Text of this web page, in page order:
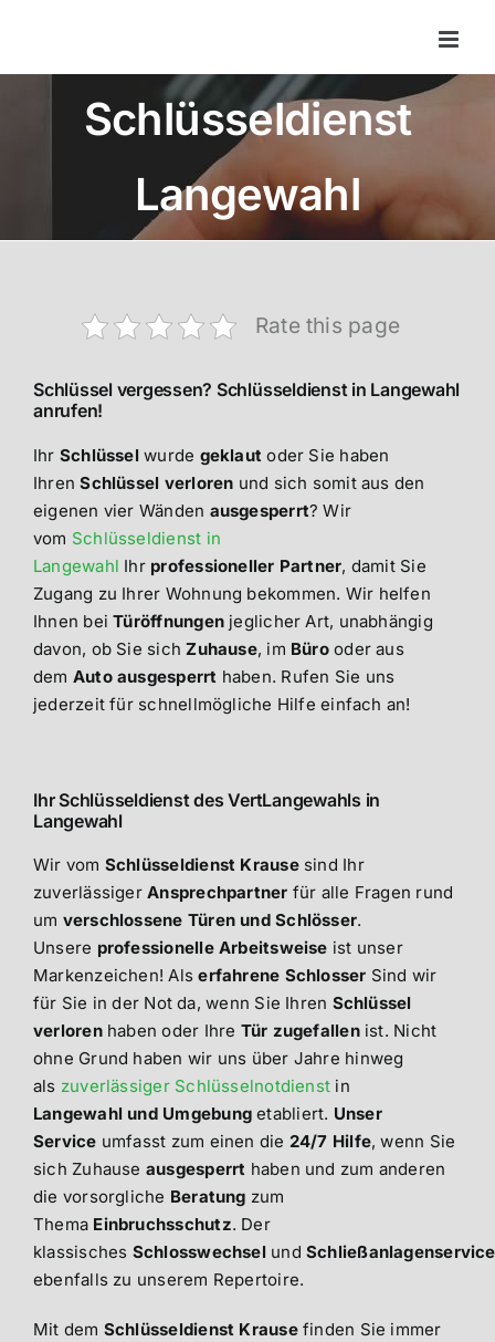
Schlüsseldienst
Langewahl
Rate this page
Schlüssel vergessen? Schlüsseldienst in Langewahl
anrufen!
Ihr Schlüsselwurde geklaut oder Sie haben
IhrenSchlüssel verloren und sich somit aus den
eigenen vier Wänden ausgesperrt? Wir
vom Schlüsseldienst in
Langewahl Ihr professioneller Partner, damit Sie
Zugang zu Ihrer Wohnung bekommen. Wir helfen
Ihnen beiTüröffnungenjeglicher Art, unabhängig
davon, ob Sie sichZuhause, im Bürooder aus
dem Auto ausgesperrt haben. Rufen Sie uns
jederzeit für schnellmögliche Hilfe einfach an!
Ihr Schlüsseldienst des VertLangewahls in
Langewahl
Wir vom Schlüsseldienst Krausesind Ihr
zuverlässigerAnsprechpartner für alle Fragen rund
um verschlossene Türen und Schlösser.
Unsere professionelle Arbeitsweise ist unser
Markenzeichen! Alserfahrene Schlosser Sind wir
für Sie in der Not da, wenn Sie Ihren Schlüssel
verlorenhaben oder Ihre Tür zugefallenist. Nicht
ohne Grund haben wir uns über Jahre hinweg
als zuverlässiger Schlüsselnotdienst in
Langewahl und Umgebungetabliert. Unser
Service umfasst zum einen die 24/7 Hilfe, wenn Sie
sich Zuhause ausgesperrt haben und zum anderen
die vorsorgliche Beratung zum
Thema Einbruchsschutz. Der
klassisches Schlosswechselund Schließanlagenservice
ebenfalls zu unserem Repertoire.
Mit dem Schlüsseldienst Krausefinden Sie immer